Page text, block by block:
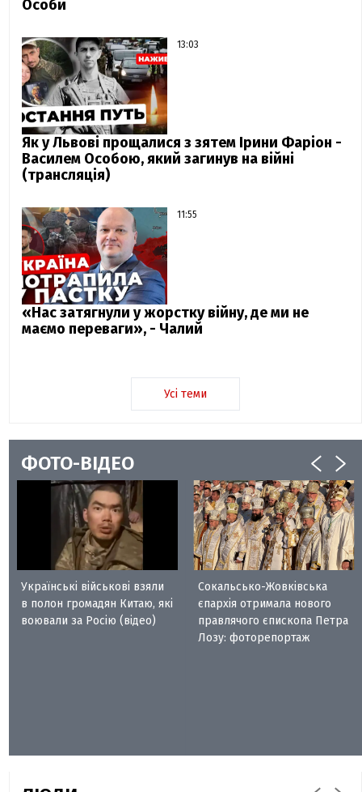
Особи
13:03
Як у Львові прощалися з зятем Ірини Фаріон -
Василем Особою, який загинув на війні
(трансляція)
11:55
«Нас затягнули у жорстку війну, де ми не
маємо переваги», - Чалий
Усі теми
ФОТО-ВІДЕО
Українські військові взяли
в полон громадян Китаю, які
воювали за Росію (відео)
Сокальсько-Жовківська
єпархія отримала нового
правлячого єпископа Петра
Лозу: фоторепортаж